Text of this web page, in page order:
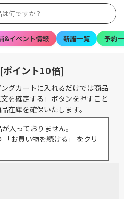
&イベント情報 新譜一覧 予約
イント10倍]
グカートに入れるだけでは商品
を確定する」ボタンを押すこと
在庫を確保いたします。
入っておりません。
お買い物を続ける」 をクリ